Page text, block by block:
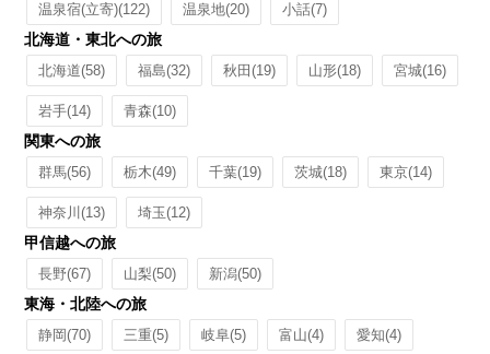
温泉宿(立寄)(122) 温泉地(20) 小話(7)
北海道・東北への旅
北海道(58) 福島(32) 秋田(19) 山形(18) 宮城(16)
岩手(14) 青森(10)
関東への旅
群馬(56) 栃木(49) 千葉(19) 茨城(18) 東京(14)
神奈川(13) 埼玉(12)
甲信越への旅
長野(67) 山梨(50) 新潟(50)
東海・北陸への旅
静岡(70) 三重(5) 岐阜(5) 富山(4) 愛知(4)